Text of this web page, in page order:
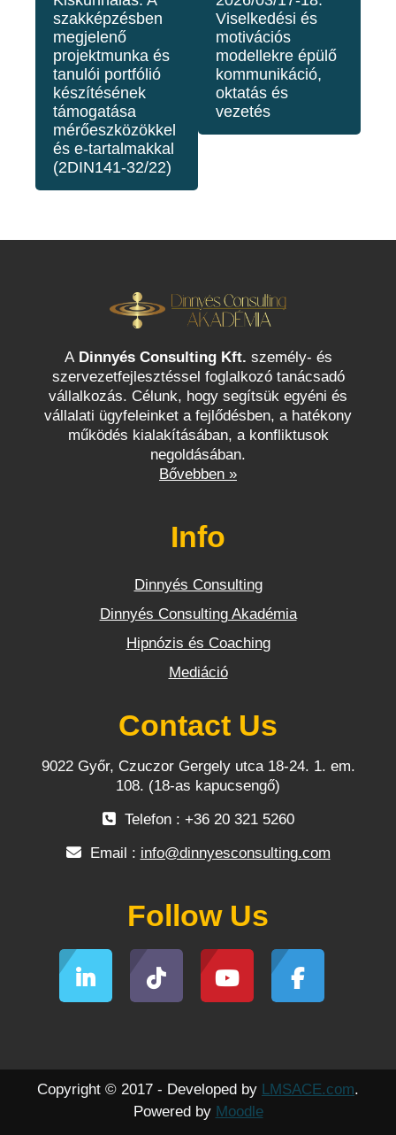
szakképzésben
megjelenő
projektmunka és
tanulói portfólió
készítésének
támogatása
mérőeszközökkel
és e-tartalmakkal
(2DIN141-32/22)
Viselkedési és
motivációs
modellekre épülő
kommunikáció,
oktatás és
vezetés
A Dinnyés Consulting Kft. személy- és
szervezetfejlesztéssel foglalkozó tanácsadó
vállalkozás. Célunk, hogy segítsük egyéni és
vállalati ügyfeleinket a fejlődésben, a hatékony
működés kialakításában, a konfliktusok
negoldásában.
Bővebben »
Info
Dinnyés Consulting
Dinnyés Consulting Akadémia
Hipnózis és Coaching
Mediáció
Contact Us
9022 Győr, Czuczor Gergely utca 18-24. 1. em.
108. (18-as kapucsengő)
Telefon : +36 20 321 5260
Email : info@dinnyesconsulting.com
Follow Us
Copyright © 2017 - Developed by LMSACE.com.
Powered by Moodle